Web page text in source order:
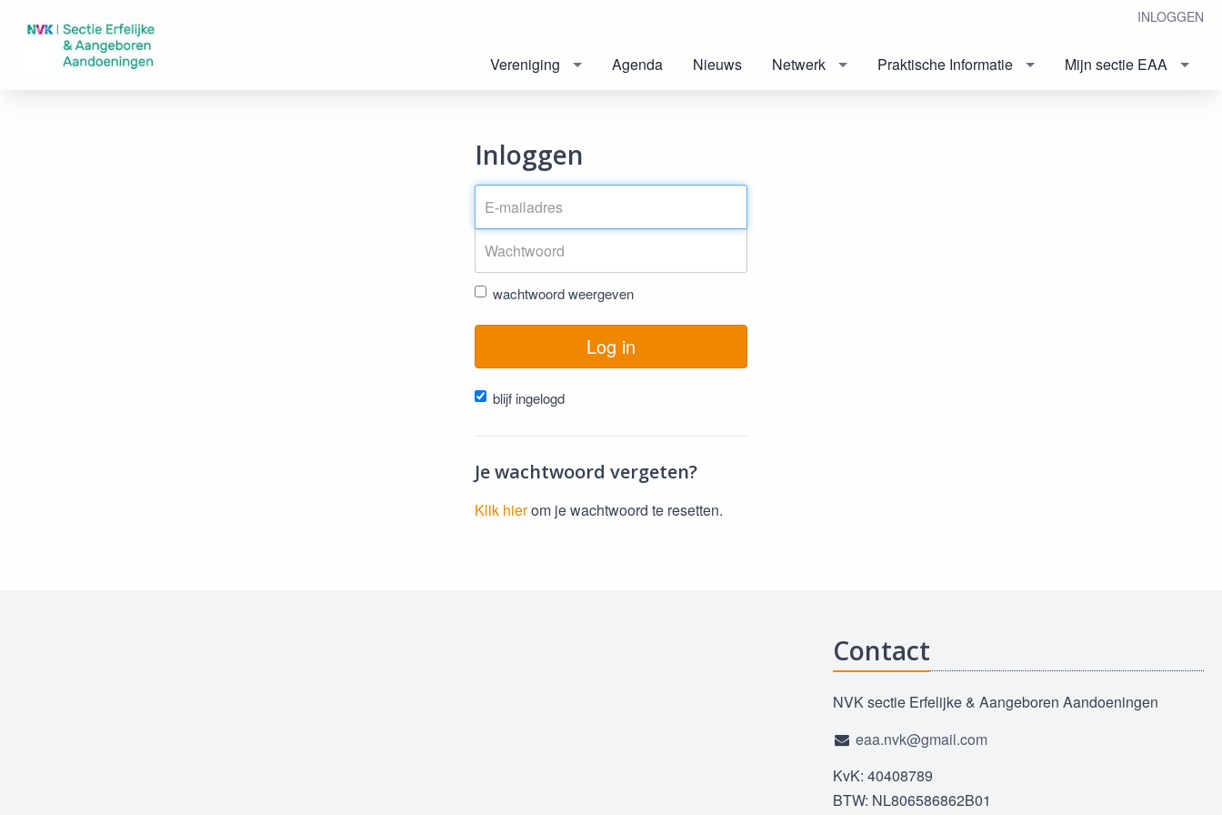
INLOGGEN
Vereniging Agenda Nieuws Netwerk Praktische Informatie Mijn sectie EAA
Inloggen
wachtwoord weergeven
Log in
blijf ingelogd
Je wachtwoord vergeten?
Klik hierom je wachtwoord te resetten.
Contact
NVK sectie Erfelijke & Aangeboren Aandoeningen
eaa.nvk@gmail.com
KvK: 40408789
BTW: NL806586862B01